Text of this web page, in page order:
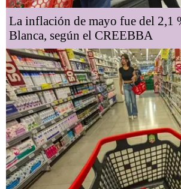
La inflación de mayo fue del 2,1
Blanca, según el CREEBBA